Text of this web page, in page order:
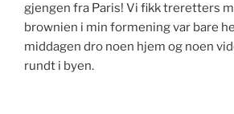
gjengen fra Paris! Vi fikk treretters
brownien i min formening var bare
middagen dro noen hjem og noen
rundt i byen.